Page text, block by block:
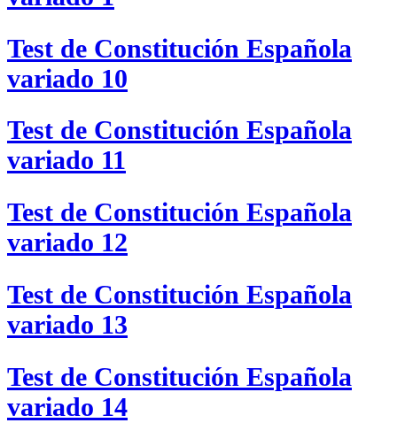
Test de Constitución Española
variado 10
Test de Constitución Española
variado 11
Test de Constitución Española
variado 12
Test de Constitución Española
variado 13
Test de Constitución Española
variado 14